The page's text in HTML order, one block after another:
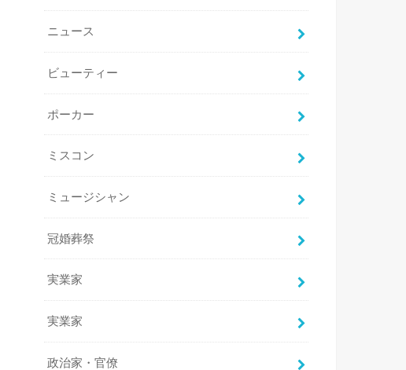
ニュース
ビューティー
ポーカー
ミスコン
ミュージシャン
冠婚葬祭
実業家
実業家
政治家・官僚